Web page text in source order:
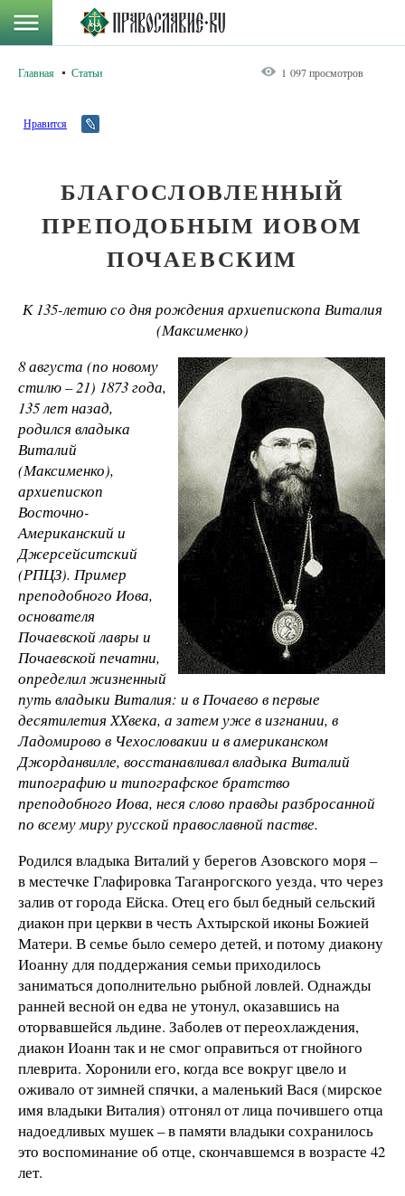
Главная Статьи 1 097 просмотров
Нравится
БЛАГОСЛОВЛЕННЫЙ
ПРЕПОДОБНЫМ ИОВОМ
ПОЧАЕВСКИМ
К 135-летию со дня рождения архиепископа Виталия
(Максименко)
8 августа (по новому
стилю – 21) 1873 года,
135 лет назад,
родился владыка
Виталий
(Максименко),
архиепископ
Восточно-
Американский и
Джерсейситский
(РПЦЗ). Пример
преподобного Иова,
основателя
Почаевской лавры и
Почаевской печатни,
определил жизненный
путь владыки Виталия: и в Почаево в первые
десятилетия XXвека, а затем уже в изгнании, в
Ладомирово в Чехословакии и в американском
Джорданвилле, восстанавливал владыка Виталий
типографию и типографское братство
преподобного Иова, неся слово правды разбросанной
по всему миру русской православной пастве.
Родился владыка Виталий у берегов Азовского моря –
в местечке Глафировка Таганрогского уезда, что через
залив от города Ейска. Отец его был бедный сельский
диакон при церкви в честь Ахтырской иконы Божией
Матери. В семье было семеро детей, и потому диакону
Иоанну для поддержания семьи приходилось
заниматься дополнительно рыбной ловлей. Однажды
ранней весной он едва не утонул, оказавшись на
оторвавшейся льдине. Заболев от переохлаждения,
диакон Иоанн так и не смог оправиться от гнойного
плеврита. Хоронили его, когда все вокруг цвело и
оживало от зимней спячки, а маленький Вася (мирское
имя владыки Виталия) отгонял от лица почившего отца
надоедливых мушек – в памяти владыки сохранилось
это воспоминание об отце, скончавшемся в возрасте 42
лет.